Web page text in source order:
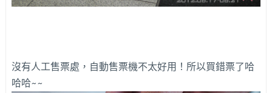
沒有人工售票處，自動售票機不太好用！所以買錯票了哈
哈哈~~